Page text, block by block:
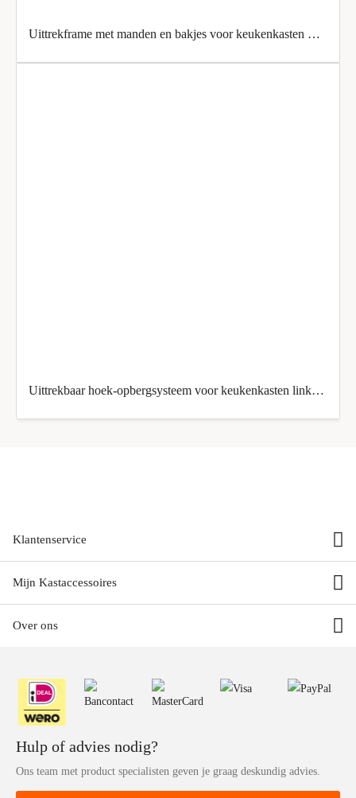
Uittrekframe met manden en bakjes voor keukenkasten met breedte 300 mm
Uittrekbaar hoek-opbergsysteem voor keukenkasten linkse uitvoering
Klantenservice
Mijn Kastaccessoires
Over ons
Hulp of advies nodig?
Ons team met product specialisten geven je graag deskundig advies.